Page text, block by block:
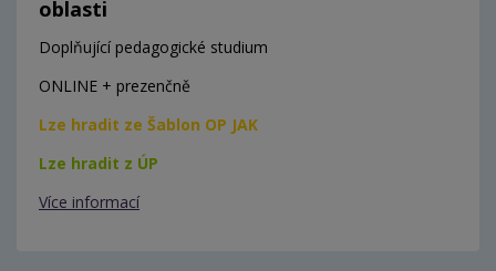
oblasti
Doplňující pedagogické studium
ONLINE + prezenčně
Lze hradit ze Šablon OP JAK
Lze hradit z ÚP
Více informací